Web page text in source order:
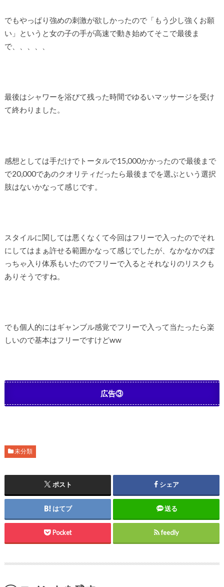
でもやっぱり強めの刺激が欲しかったので「もう少し強くお願
い」というと女の子の手が高速で動き始めてそこで最後ま
で、、、、、
最後はシャワーを浴びて残った時間でゆるいマッサージを受け
て終わりました。
感想としては手だけでトータルで15,000かかったので最後まで
で20,000であのクオリティだったら最後までを選ぶという選択
肢はないかなって感じです。
スタイルに関しては悪くなくて今回はフリーで入ったのでそれ
にしてはまぁ許せる範囲かなって感じでしたが、なかなかのぽ
っちゃ入り体系もいたのでフリーで入るとそれなりのリスクも
ありそうですね。
でも個人的にはギャンブル感覚でフリーで入って当たったら楽
しいので基本はフリーですけどww
広告③
未分類
ポスト シェア
はてブ 送る
Pocket feedly